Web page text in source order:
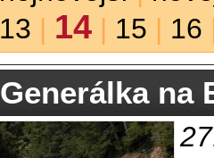
13 | 14| 15 | 16
Generálka na